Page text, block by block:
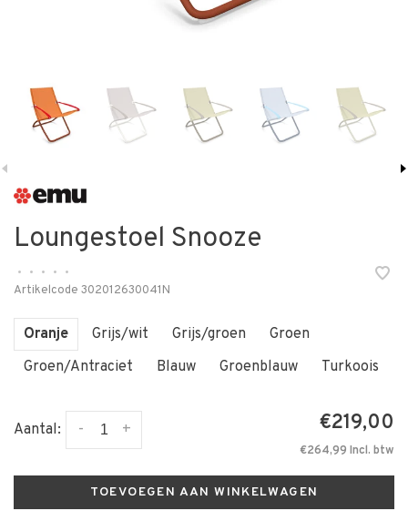
Loungestoel Snooze
• • • •
•
Artikelcode 302012630041N
Oranje Grijs/wit Grijs/groen
Groen
Groen/Antraciet
Blauw Groenblauw Turkoois
Aantal: +
- €219,00
€264,99 Incl. btw
TOEVOEGEN AAN WINKELWAGEN